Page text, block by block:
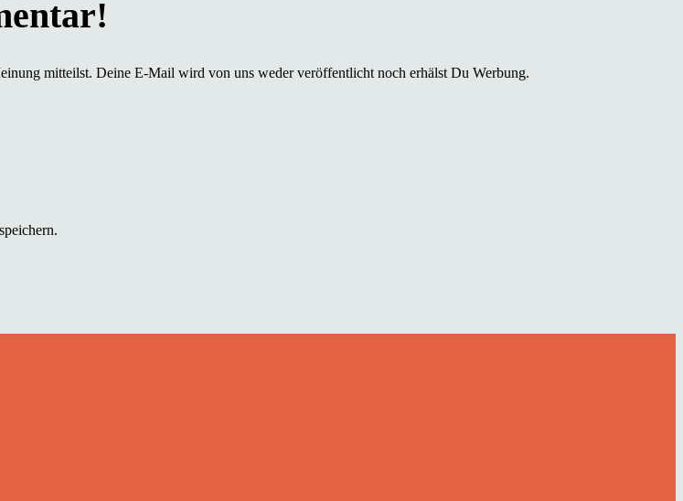
mitteilst. Deine E-Mail wird von uns weder veröffentlicht noch erhälst Du Werbung.